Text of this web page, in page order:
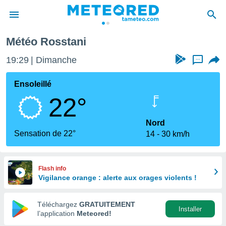
de
Météo Rosstani
19:29 Dimanche ...
Ensoleillé
22°
Sensation de 22°
Nord
14
30 km/h
Flash info
Vigilance orange : alerte aux orages violents !
Téléchargez GRATUITEMENT
l’application Meteored!
Installer